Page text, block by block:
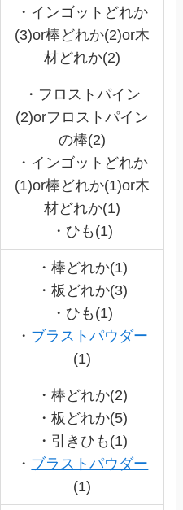
・インゴットどれか
(3)or棒どれか(2)or木
材どれか(2)
・フロストパイン
(2)orフロストパイン
の棒(2)
・インゴットどれか
(1)or棒どれか(1)or木
材どれか(1)
・ひも(1)
・棒どれか(1)
・板どれか(3)
・ひも(1)
・ ブラストパウダー
(1)
・棒どれか(2)
・板どれか(5)
・引きひも(1)
・ ブラストパウダー
(1)